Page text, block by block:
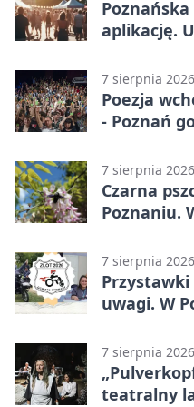
Poznańska
aplikację.
7 sierpnia 2026
Poezja
- Poznań
7 sierpnia 2026
Czarna
Poznaniu.
7 sierpnia 2026
uwagi. W
7 sierpnia 2026
teatralny